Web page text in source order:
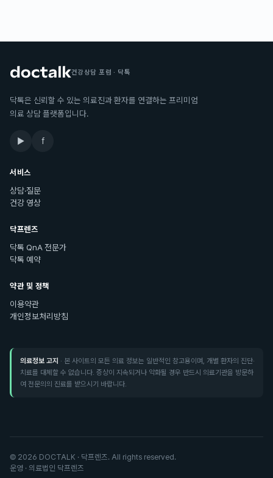
건강상담 포럼 · 닥톡
닥톡은 신뢰할 수 있는 의료진과 환자를 연결하는 프리미엄
의료 상담 플랫폼입니다.
▶ f
서비스
상담·질문
건강 영상
닥프렌즈
닥톡 QnA 전문가
닥톡 예약
약관 및 정책
이용약관
개인정보처리방침
의료정보 고지 · 본 사이트의 모든 의료 정보는 일반적인 참고용이며, 개별 환자의 진단·
치료를 대체할 수 없습니다. 증상이 지속되거나 악화될 경우 반드시 의료기관을 방문하
여 전문의의 진료를 받으시기 바랍니다.
© 2026 DOCTALK · 닥프렌즈. All rights reserved.
운영 · 의료법인 닥프렌즈